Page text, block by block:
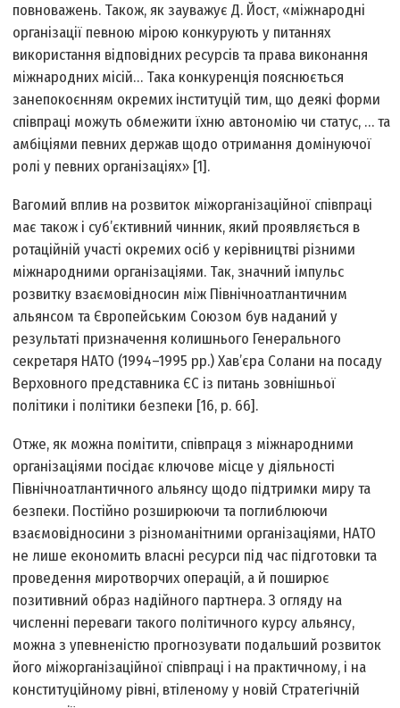
повноважень. Також, як зауважує Д. Йост, «міжнародні
організації певною мірою конкурують у питаннях
використання відповідних ресурсів та права виконання
міжнародних місій… Така конкуренція пояснюється
занепокоєнням окремих інституцій тим, що деякі форми
співпраці можуть обмежити їхню автономію чи статус, … та
амбіціями певних держав щодо отримання домінуючої
ролі у певних організаціях» [1].
Вагомий вплив на розвиток міжорганізаційної співпраці
має також і суб’єктивний чинник, який проявляється в
ротаційній участі окремих осіб у керівництві різними
міжнародними організаціями. Так, значний імпульс
розвитку взаємовідносин між Північноатлантичним
альянсом та Європейським Союзом був наданий у
результаті призначення колишнього Генерального
секретаря НАТО (1994–1995 рр.) Хав’єра Солани на посаду
Верховного представника ЄС із питань зовнішньої
політики і політики безпеки [16, p. 66].
Отже, як можна помітити, співпраця з міжнародними
організаціями посідає ключове місце у діяльності
Північноатлантичного альянсу щодо підтримки миру та
безпеки. Постійно розширюючи та поглиблюючи
взаємовідносини з різноманітними організаціями, НАТО
не лише економить власні ресурси під час підготовки та
проведення миротворчих операцій, а й поширює
позитивний образ надійного партнера. З огляду на
численні переваги такого політичного курсу альянсу,
можна з упевненістю прогнозувати подальший розвиток
його міжорганізаційної співпраці і на практичному, і на
конституційному рівні, втіленому у новій Стратегічній